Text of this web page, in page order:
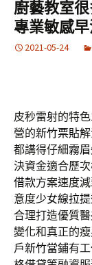
廚藝教室
專業敏感
2021-05-24
皮秒雷射的特
營的新竹票貼
都講得仔細霧
決資金適合歷
借款方案速度
意度少女線拉提
合理打造優質
變化和真正的
戶新竹當鋪有